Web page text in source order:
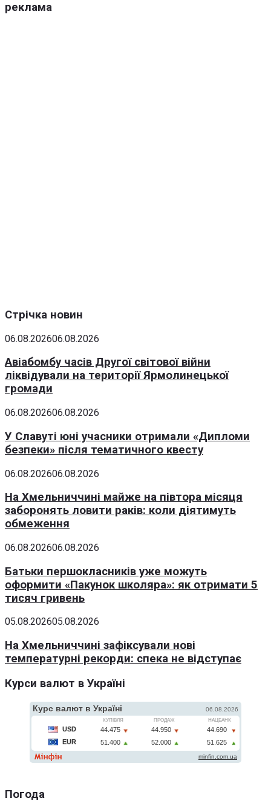
реклама
Стрічка новин
06.08.202606.08.2026
Авіабомбу часів Другої світової війни
ліквідували на території Ярмолинецької
громади
06.08.202606.08.2026
У Славуті юні учасники отримали «Дипломи
безпеки» після тематичного квесту
06.08.202606.08.2026
На Хмельниччині майже на півтора місяця
заборонять ловити раків: коли діятимуть
обмеження
06.08.202606.08.2026
Батьки першокласників уже можуть
оформити «Пакунок школяра»: як отримати 5
тисяч гривень
05.08.202605.08.2026
На Хмельниччині зафіксували нові
температурні рекорди: спека не відступає
Курси валют в Україні
Погода